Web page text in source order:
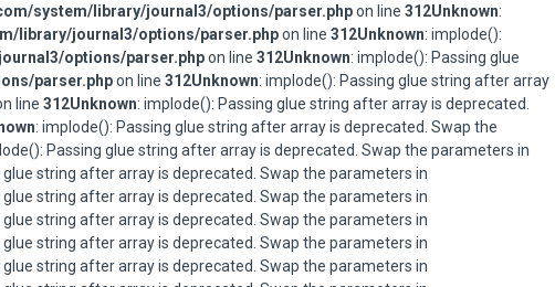
system/library/journal3/options/parser.phpon line 312Unknown:
library/journal3/options/parser.phpon line 312Unknown: implode():
options/parser.phpon line 312Unknown: implode(): Passing glue
parser.phpon line 312Unknown: implode(): Passing glue string after array
line 312Unknown: implode(): Passing glue string after array is deprecated.
: implode(): Passing glue string after array is deprecated. Swap the
Passing glue string after array is deprecated. Swap the parameters in
glue string after array is deprecated. Swap the parameters in
glue string after array is deprecated. Swap the parameters in
glue string after array is deprecated. Swap the parameters in
glue string after array is deprecated. Swap the parameters in
glue string after array is deprecated. Swap the parameters in